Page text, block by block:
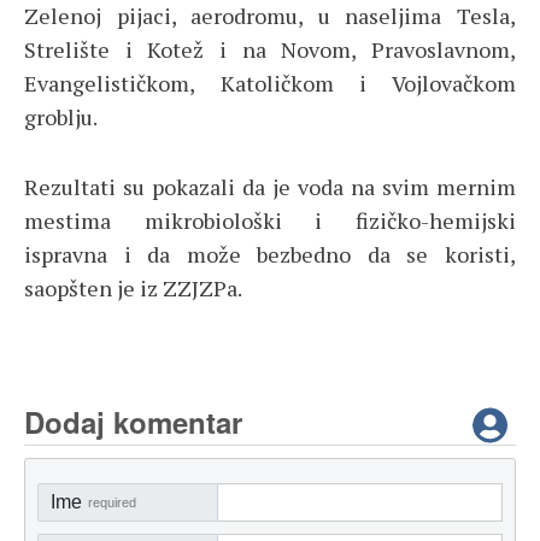
Zelenoj pijaci, aerodromu, u naseljima Tesla,
Strelište i Kotež i na Novom, Pravoslavnom,
Evangelističkom, Katoličkom i Vojlovačkom
groblju.
Rezultati su pokazali da je voda na svim mernim
mestima mikrobiološki i fizičko-hemijski
ispravna i da može bezbedno da se koristi,
saopšten je iz ZZJZPa.
Dodaj komentar
Ime required